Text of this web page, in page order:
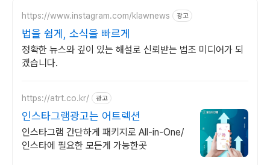
https://www.instagram.com/klawnews 광고
법을 쉽게, 소식을 빠르게
정확한 뉴스와 깊이 있는 해설로 신뢰받는 법조 미디어가 되
겠습니다.
https://atrt.co.kr/ 광고
인스타그램광고는 어트렉션
인스타그램 간단하게 패키지로 All-in-One/
인스타에 필요한 모든게 가능한곳